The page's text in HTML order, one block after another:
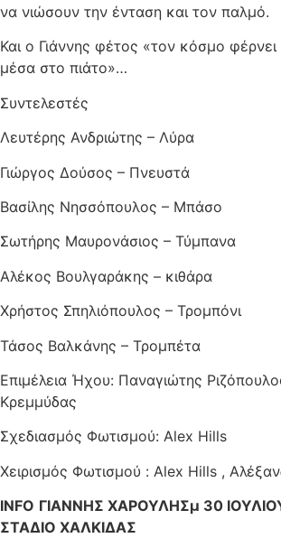
να νιώσουν την ένταση και τον παλμό.
Και ο Γιάννης φέτος «τον κόσμο
μέσα στο πιάτο»…
Συντελεστές
Λευτέρης Ανδριώτης – Λύρα
Γιώργος Δούσος – Πνευστά
Βασίλης Νησσόπουλος – Μπάσο
Σωτήρης Μαυρονάσιος – Τύμπανα
Αλέκος Βουλγαράκης – κιθάρα
Χρήστος Σπηλιόπουλος – Τρομπόνι
Τάσος Βαλκάνης – Τρομπέτα
Επιμέλεια Ήχου: Παναγιώτης
Κρεμμύδας
Σχεδιασμός Φωτισμού: Alex Hills
Χειρισμός Φωτισμού : Alex Hills ,
INFO ΓΙΑΝΝΗΣ ΧΑΡΟΥΛΗΣμ 30
ΣΤΑΔΙΟ ΧΑΛΚΙΔΑΣ